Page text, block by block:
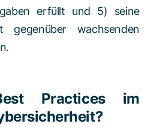
erfüllt und 5) seine
gegenüber wachsenden
Practices im